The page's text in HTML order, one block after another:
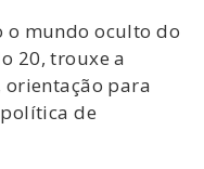
o mundo oculto do
20, trouxe a
orientação para
de